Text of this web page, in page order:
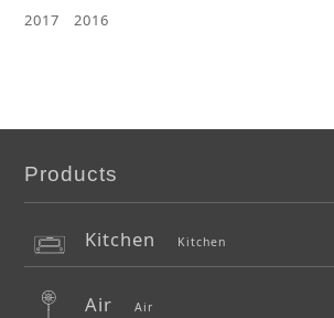
2017
2016
Products
Kitchen Kitchen
Air Air